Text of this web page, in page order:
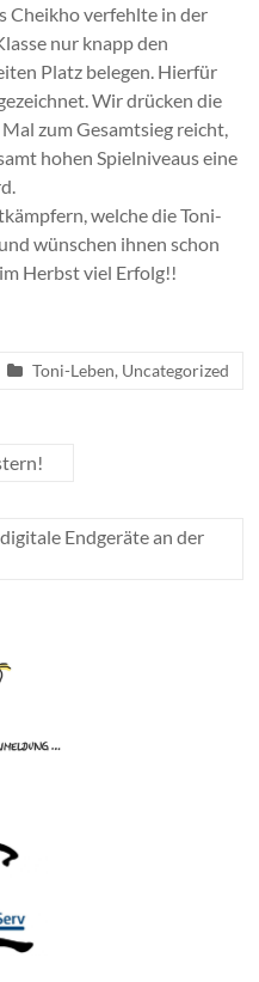
Cheikho verfehlte in der
nur knapp den
Platz belegen. Hierfür
Wir drücken die
zum Gesamtsieg reicht,
hohen Spielniveaus eine
welche die Toni-
wünschen ihnen schon
Herbst viel Erfolg!!
Toni-Leben, Uncategorized
Endgeräte an der